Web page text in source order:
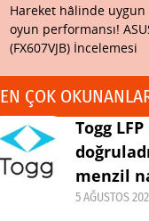
Hareket hâlinde uygun
oyun performansı!
(FX607VJB) İncelemesi
EN ÇOK
Togg
menzil
5 AĞUSTOS